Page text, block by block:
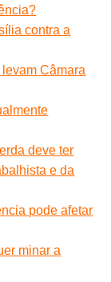
contra a
Câmara
deve ter
e da
pode afetar
minar a